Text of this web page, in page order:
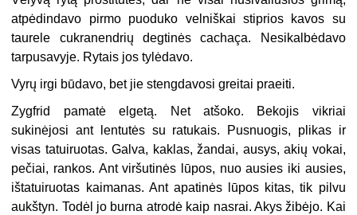
atpėdindavo pirmo puoduko velniškai stiprios kavos su
taurele cukranendrių degtinės cachaça. Nesikalbėdavo
tarpusavyje. Rytais jos tylėdavo.
Vyrų irgi būdavo, bet jie stengdavosi greitai praeiti.
Zygfrid pamatė elgetą. Net atšoko. Bekojis vikriai
sukinėjosi ant lentutės su ratukais. Pusnuogis, plikas ir
visas tatuiruotas. Galva, kaklas, žandai, ausys, akių vokai,
pečiai, rankos. Ant viršutinės lūpos, nuo ausies iki ausies,
ištatuiruotas kaimanas. Ant apatinės lūpos kitas, tik pilvu
aukštyn. Todėl jo burna atrodė kaip nasrai. Akys žibėjo. Kai